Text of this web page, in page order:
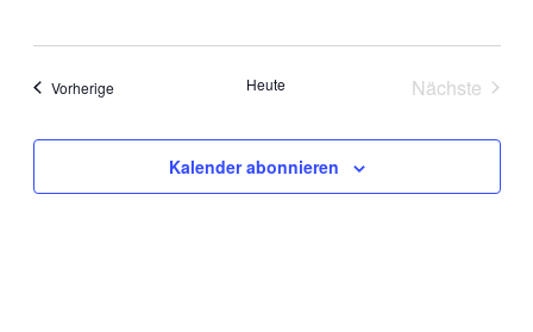
VorherigeVeranstaltungen Heute
Nächste
Kalender abonnieren